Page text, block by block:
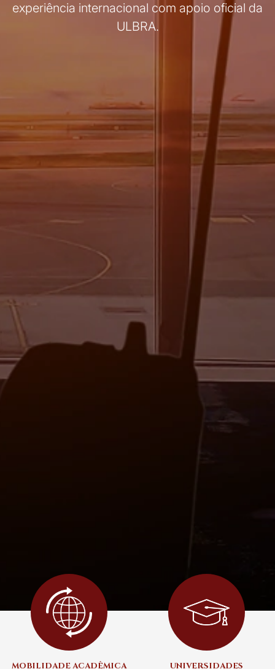
experiência internacional com apoio oficial da
ULBRA.
MOBILIDADE ACADÊMICA UNIVERSIDADES